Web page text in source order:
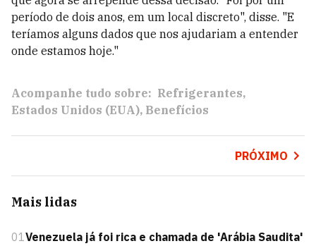
período de dois anos, em um local discreto", disse. "E
teríamos alguns dados que nos ajudariam a entender
onde estamos hoje."
Acompanhe tudo sobre: Refrigerantes
Estados Unidos (EUA) Benefícios
PRÓXIMO
Mais lidas
01Venezuela já foi rica e chamada de 'Arábia Saudita'